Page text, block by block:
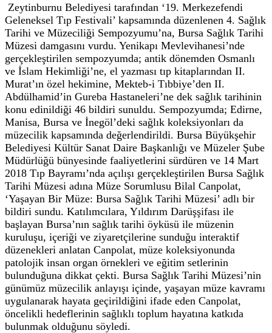
Zeytinburnu Belediyesi tarafından ‘19. Merkezefendi
Geleneksel Tıp Festivali’ kapsamında düzenlenen 4. Sağlık
Tarihi ve Müzeciliği Sempozyumu’na, Bursa Sağlık Tarihi
Müzesi damgasını vurdu. Yenikapı Mevlevihanesi’nde
gerçekleştirilen sempozyumda; antik dönemden Osmanlı
ve İslam Hekimliği’ne, el yazması tıp kitaplarından II.
Murat’ın özel hekimine, Mekteb-i Tıbbiye’den II.
Abdülhamid’in Gureba Hastaneleri’ne dek sağlık tarihinin
konu edinildiği 46 bildiri sunuldu. Sempozyumda; Edirne,
Manisa, Bursa ve İnegöl’deki sağlık koleksiyonları da
müzecilik kapsamında değerlendirildi. Bursa Büyükşehir
Belediyesi Kültür Sanat Daire Başkanlığı ve Müzeler Şube
Müdürlüğü bünyesinde faaliyetlerini sürdüren ve 14 Mart
2018 Tıp Bayramı’nda açılışı gerçekleştirilen Bursa Sağlık
Tarihi Müzesi adına Müze Sorumlusu Bilal Canpolat,
‘Yaşayan Bir Müze: Bursa Sağlık Tarihi Müzesi’ adlı bir
bildiri sundu. Katılımcılara, Yıldırım Darüşşifası ile
başlayan Bursa’nın sağlık tarihi öyküsü ile müzenin
kuruluşu, içeriği ve ziyaretçilerine sunduğu interaktif
düzenekleri anlatan Canpolat, müze koleksiyonunda
patolojik insan organ örnekleri ve eğitim setlerinin
bulunduğuna dikkat çekti. Bursa Sağlık Tarihi Müzesi’nin
günümüz müzecilik anlayışı içinde, yaşayan müze kavramı
uygulanarak hayata geçirildiğini ifade eden Canpolat,
öncelikli hedeflerinin sağlıklı toplum hayatına katkıda
bulunmak olduğunu söyledi.